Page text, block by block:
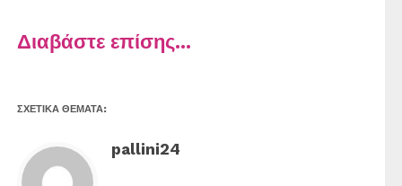
Διαβάστε επίσης...
ΣΧΕΤΙΚΆ ΘΈΜΑΤΑ:
pallini24